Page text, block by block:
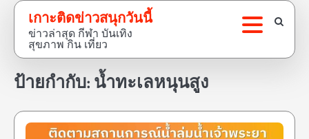
Skip
content
เกาะติดข่าวสนุกวันนี้
ข่าวล่าสุด กีฬา บันเทิง
สุขภาพ กิน เที่ยว
ป้ายกำกับ: น้ำทะเลหนุนสูง